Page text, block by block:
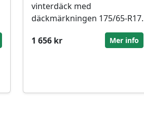
vinterdäck med
däckmärkningen 175/65-R17.
1 656 kr
Mer info